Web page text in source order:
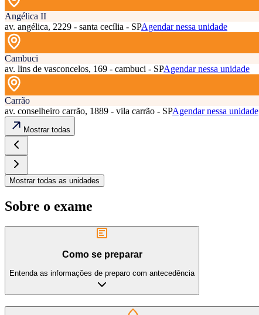
Angélica II
av. angélica, 2229 - santa cecília - SPAgendar nessa unidade
Cambuci
av. lins de vasconcelos, 169 - cambuci - SPAgendar nessa unidade
Carrão
av. conselheiro carrão, 1889 - vila carrão - SPAgendar nessa unidade
Mostrar todas
Mostrar todas as unidades
Sobre o exame
Como se preparar
Entenda as informações de preparo com antecedência